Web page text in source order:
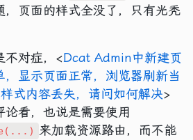
，页面的样式全没了，只有光秃
不对症，<Dcat Admin中新建页
，显示页面正常，浏览器刷新当
式内容丢失，请问如何解决>
论看，也说是需要使用
来加载资源路由，而不能